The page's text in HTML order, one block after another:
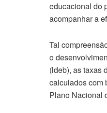
educacional do
acompanhar a
Tal
o
(ldeb), as taxas
calculados com
Plano Nacional